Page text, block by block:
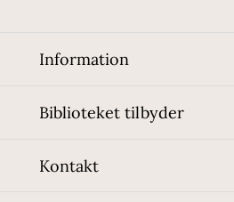
Information
Biblioteket tilbyder
Kontakt